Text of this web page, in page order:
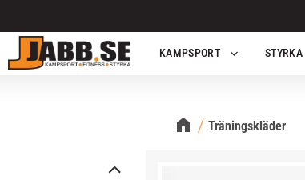
KAMPSPORT
STYRKA
Träningskläder